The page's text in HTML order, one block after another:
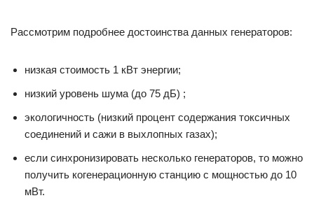
Рассмотрим подробнее достоинства данных генераторов:
низкая стоимость 1 кВт энергии;
низкий уровень шума (до 75 дБ) ;
экологичность (низкий процент содержания токсичных
соединений и сажи в выхлопных газах);
если синхронизировать несколько генераторов, то можно
получить когенерационную станцию с мощностью до 10
мВт.